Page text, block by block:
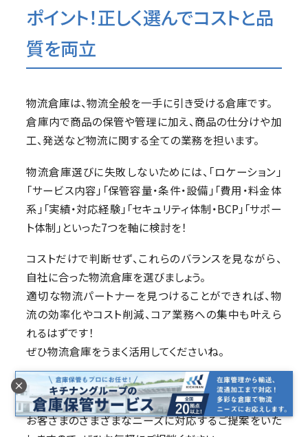
ポイント！正しく選んでコストと品
質を両立
物流倉庫は、物流全般を一手に引き受ける倉庫です。
倉庫内で商品の保管や管理に加え、商品の仕分けや加
工、発送など物流に関する全ての業務を担います。
物流倉庫選びに失敗しないためには、「ロケーション」
「サービス内容」「保管容量・条件・設備」「費用・料金体
系」「実績・対応経験」「セキュリティ体制・BCP」「サポー
ト体制」といった7つを軸に検討を！
コストだけで判断せず、これらのバランスを見ながら、
自社に合った物流倉庫を選びましょう。
適切な物流パートナーを見つけることができれば、物
流の効率化やコスト削減、コア業務への集中も叶えら
れるはずです！
ぜひ物流倉庫をうまく活用してくださいね。
キチナングループでは、お客さまの物流をトータルで支
える倉庫保管サービスを提供しています。
お客さまのさまざまなニーズに対応するご提案をいた